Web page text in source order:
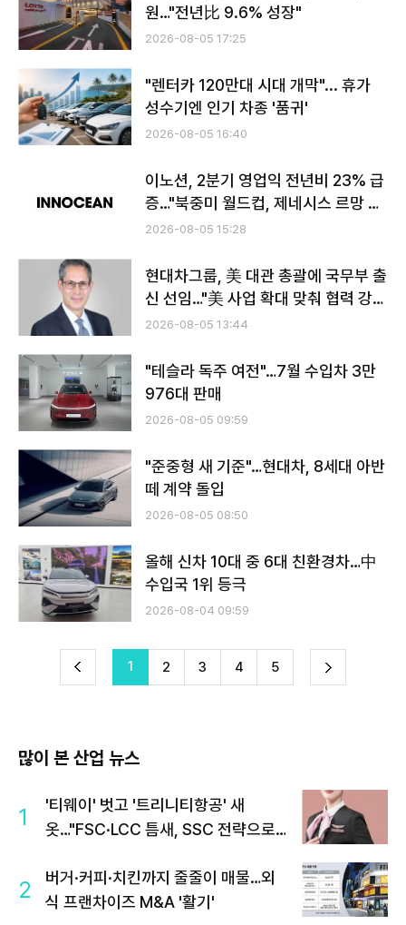
원…"전년比 9.6% 성장"
2026-08-05 17:25
"렌터카 120만대 시대 개막"... 휴가
성수기엔 인기 차종 '품귀'
2026-08-05 16:40
이노션, 2분기 영업익 전년비 23% 급
증…"북중미 월드컵, 제네시스 르망 효
과"
2026-08-05 15:28
현대차그룹, 美 대관 총괄에 국무부 출
신 선임…"美 사업 확대 맞춰 협력 강
화"
2026-08-05 13:44
"테슬라 독주 여전"…7월 수입차 3만
976대 판매
2026-08-05 09:59
"준중형 새 기준"…현대차, 8세대 아반
떼 계약 돌입
2026-08-05 08:50
올해 신차 10대 중 6대 친환경차…中
수입국 1위 등극
2026-08-04 09:59
이
1
2 3 4 5 다
많이 본 산업 뉴스
1
'티웨이' 벗고 '트리니티항공' 새
옷…"FSC·LCC 틈새, SSC 전략으로
2
버거·커피·치킨까지 줄줄이 매물…외
식 프랜차이즈 M&A '활기'